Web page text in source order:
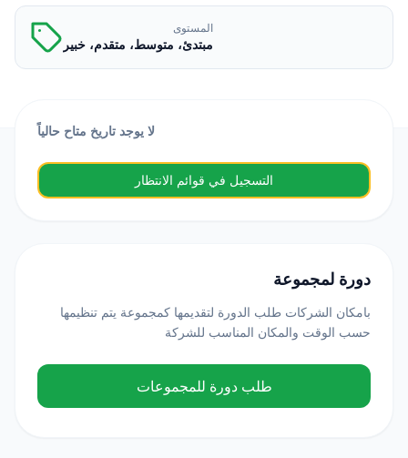
المستوى
مبتدئ، متوسط، متقدم، خبير
لا يوجد تاريخ متاح حالياً
التسجيل في قوائم الانتظار
دورة لمجموعة
بامكان الشركات طلب الدورة لتقديمها كمجموعة يتم تنظيمها
حسب الوقت والمكان المناسب للشركة
طلب دورة للمجموعات